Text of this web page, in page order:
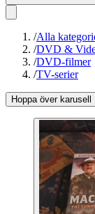
/Alla
/DVD &
/DVD-filmer
/TV-serier
Hoppa över karusell